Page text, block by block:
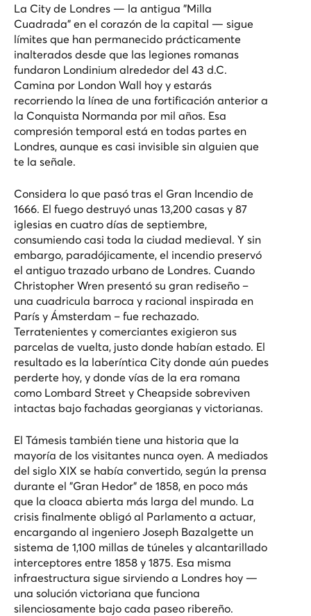
La City de Londres — la antigua "Milla
Cuadrada" en el corazón de la capital — sigue
límites que han permanecido prácticamente
inalterados desde que las legiones romanas
fundaron Londinium alrededor del 43 d.C.
Camina por London Wall hoy y estarás
recorriendo la línea de una fortificación anterior a
la Conquista Normanda por mil años. Esa
compresión temporal está en todas partes en
Londres, aunque es casi invisible sin alguien que
te la señale.
Considera lo que pasó tras el Gran Incendio de
1666. El fuego destruyó unas 13,200 casas y 87
iglesias en cuatro días de septiembre,
consumiendo casi toda la ciudad medieval. Y sin
embargo, paradójicamente, el incendio preservó
el antiguo trazado urbano de Londres. Cuando
Christopher Wren presentó su gran rediseño –
una cuadricula barroca y racional inspirada en
París y Ámsterdam – fue rechazado.
Terratenientes y comerciantes exigieron sus
parcelas de vuelta, justo donde habían estado. El
resultado es la laberíntica City donde aún puedes
perderte hoy, y donde vías de la era romana
como Lombard Street y Cheapside sobreviven
intactas bajo fachadas georgianas y victorianas.
El Támesis también tiene una historia que la
mayoría de los visitantes nunca oyen. A mediados
del siglo XIX se había convertido, según la prensa
durante el "Gran Hedor" de 1858, en poco más
que la cloaca abierta más larga del mundo. La
crisis finalmente obligó al Parlamento a actuar,
encargando al ingeniero Joseph Bazalgette un
sistema de 1,100 millas de túneles y alcantarillado
interceptores entre 1858 y 1875. Esa misma
infraestructura sigue sirviendo a Londres hoy —
una solución victoriana que funciona
silenciosamente bajo cada paseo ribereño.